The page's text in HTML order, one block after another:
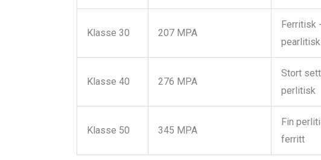
Klasse 30 207 MPA
Ferritisk -
pearlitisk
Klasse 40 276 MPA
Stort sett
perlitisk
Klasse 50 345 MPA
Fin
ferritt